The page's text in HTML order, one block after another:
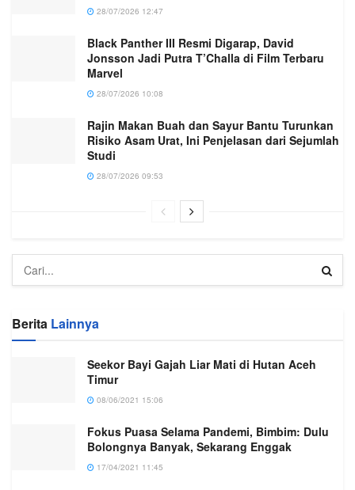
28/07/2026 12:47
Black Panther III Resmi Digarap, David
Jonsson Jadi Putra T’Challa di Film Terbaru
Marvel
28/07/2026 10:08
Rajin Makan Buah dan Sayur Bantu Turunkan
Risiko Asam Urat, Ini Penjelasan dari Sejumlah
Studi
28/07/2026 09:53
Berita Lainnya
Seekor Bayi Gajah Liar Mati di Hutan Aceh
Timur
08/06/2021 15:06
Fokus Puasa Selama Pandemi, Bimbim: Dulu
Bolongnya Banyak, Sekarang Enggak
17/04/2021 11:45